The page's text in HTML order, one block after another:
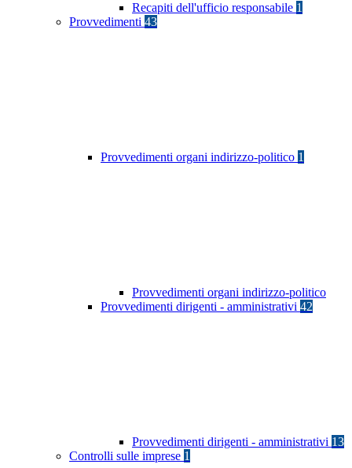
Recapiti dell'ufficio responsabile 1
Provvedimenti 43
Provvedimenti organi indirizzo-politico 1
Provvedimenti organi indirizzo-politico
Provvedimenti dirigenti - amministrativi 42
Provvedimenti dirigenti - amministrativi 13
Controlli sulle imprese 1